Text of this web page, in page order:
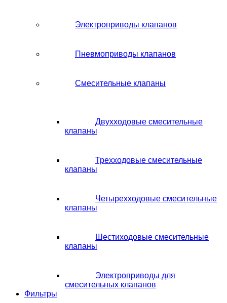
Электроприводы клапанов
Пневмоприводы клапанов
Смесительные клапаны
Двухходовые смесительные
клапаны
Трехходовые смесительные
клапаны
Четырехходовые смесительные
клапаны
Шестиходовые смесительные
клапаны
Электроприводы для
смесительных клапанов
Фильтры